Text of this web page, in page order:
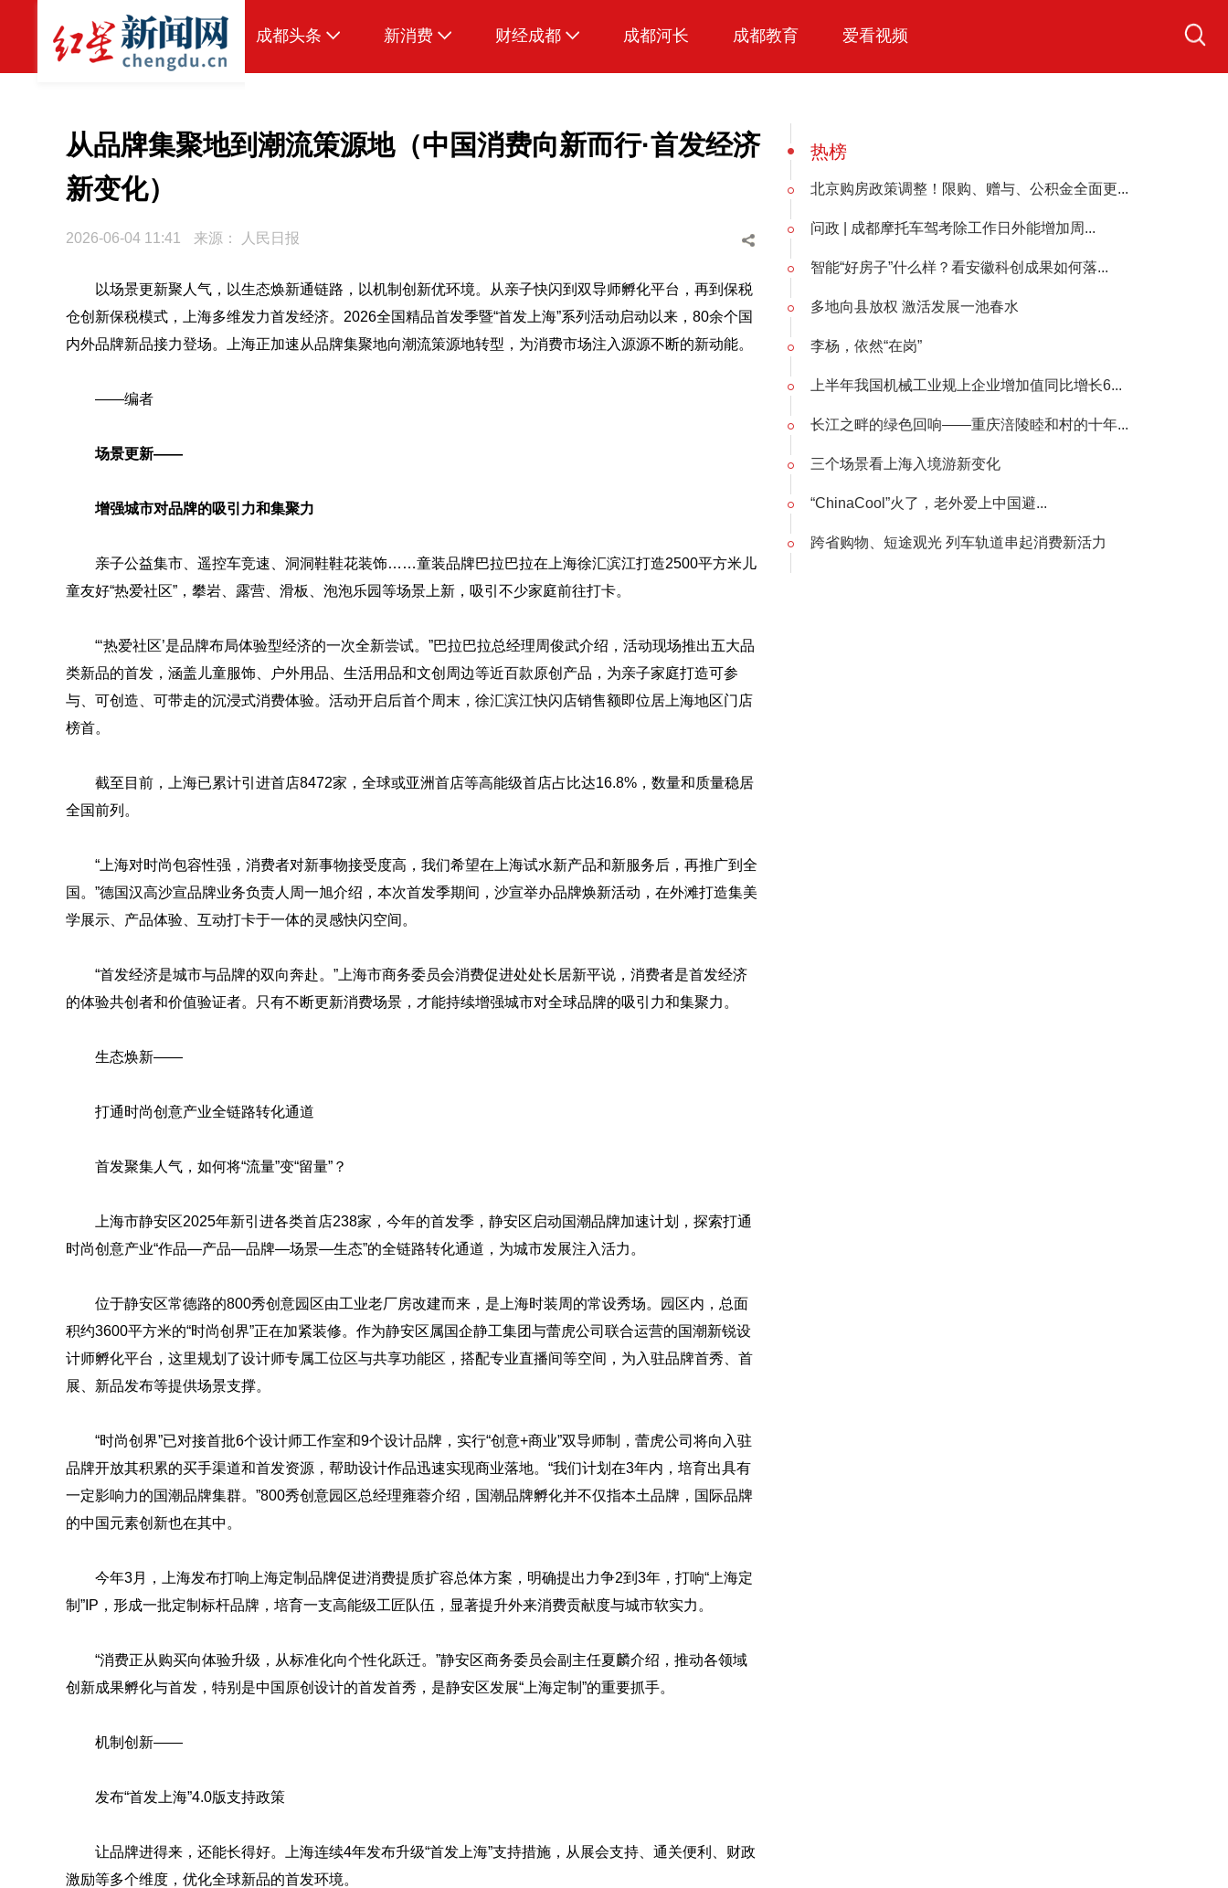
成都头条
本地
传真机
公示
新消费 财经成都 成都河长 成都教育 爱看视频
从品牌集聚地到潮流策源地（中国消费向新而行·首发经济
新变化）
2026-06-04 11:41 来源： 人民日报
以场景更新聚人气，以生态焕新通链路，以机制创新优环境。从亲子快闪到双导师孵化平台，再到保税
仓创新保税模式，上海多维发力首发经济。2026全国精品首发季暨“首发上海”系列活动启动以来，80余个国
内外品牌新品接力登场。上海正加速从品牌集聚地向潮流策源地转型，为消费市场注入源源不断的新动能。
——编者
场景更新——
增强城市对品牌的吸引力和集聚力
亲子公益集市、遥控车竞速、洞洞鞋鞋花装饰……童装品牌巴拉巴拉在上海徐汇滨江打造2500平方米儿
童友好“热爱社区”，攀岩、露营、滑板、泡泡乐园等场景上新，吸引不少家庭前往打卡。
“‘热爱社区’是品牌布局体验型经济的一次全新尝试。”巴拉巴拉总经理周俊武介绍，活动现场推出五大品
类新品的首发，涵盖儿童服饰、户外用品、生活用品和文创周边等近百款原创产品，为亲子家庭打造可参
与、可创造、可带走的沉浸式消费体验。活动开启后首个周末，徐汇滨江快闪店销售额即位居上海地区门店
榜首。
截至目前，上海已累计引进首店8472家，全球或亚洲首店等高能级首店占比达16.8%，数量和质量稳居
全国前列。
“上海对时尚包容性强，消费者对新事物接受度高，我们希望在上海试水新产品和新服务后，再推广到全
国。”德国汉高沙宣品牌业务负责人周一旭介绍，本次首发季期间，沙宣举办品牌焕新活动，在外滩打造集美
学展示、产品体验、互动打卡于一体的灵感快闪空间。
“首发经济是城市与品牌的双向奔赴。”上海市商务委员会消费促进处处长居新平说，消费者是首发经济
的体验共创者和价值验证者。只有不断更新消费场景，才能持续增强城市对全球品牌的吸引力和集聚力。
生态焕新——
打通时尚创意产业全链路转化通道
首发聚集人气，如何将“流量”变“留量”？
上海市静安区2025年新引进各类首店238家，今年的首发季，静安区启动国潮品牌加速计划，探索打通
时尚创意产业“作品—产品—品牌—场景—生态”的全链路转化通道，为城市发展注入活力。
位于静安区常德路的800秀创意园区由工业老厂房改建而来，是上海时装周的常设秀场。园区内，总面
积约3600平方米的“时尚创界”正在加紧装修。作为静安区属国企静工集团与蕾虎公司联合运营的国潮新锐设
计师孵化平台，这里规划了设计师专属工位区与共享功能区，搭配专业直播间等空间，为入驻品牌首秀、首
展、新品发布等提供场景支撑。
“时尚创界”已对接首批6个设计师工作室和9个设计品牌，实行“创意+商业”双导师制，蕾虎公司将向入驻
品牌开放其积累的买手渠道和首发资源，帮助设计作品迅速实现商业落地。“我们计划在3年内，培育出具有
一定影响力的国潮品牌集群。”800秀创意园区总经理雍蓉介绍，国潮品牌孵化并不仅指本土品牌，国际品牌
的中国元素创新也在其中。
今年3月，上海发布打响上海定制品牌促进消费提质扩容总体方案，明确提出力争2到3年，打响“上海定
制”IP，形成一批定制标杆品牌，培育一支高能级工匠队伍，显著提升外来消费贡献度与城市软实力。
“消费正从购买向体验升级，从标准化向个性化跃迁。”静安区商务委员会副主任夏麟介绍，推动各领域
创新成果孵化与首发，特别是中国原创设计的首发首秀，是静安区发展“上海定制”的重要抓手。
机制创新——
发布“首发上海”4.0版支持政策
让品牌进得来，还能长得好。上海连续4年发布升级“首发上海”支持措施，从展会支持、通关便利、财政
激励等多个维度，优化全球新品的首发环境。
热榜
北京购房政策调整！限购、赠与、公积金全面更...
问政 | 成都摩托车驾考除工作日外能增加周...
智能“好房子”什么样？看安徽科创成果如何落...
多地向县放权 激活发展一池春水
李杨，依然“在岗”
上半年我国机械工业规上企业增加值同比增长6...
长江之畔的绿色回响——重庆涪陵睦和村的十年...
三个场景看上海入境游新变化
“ChinaCool”火了，老外爱上中国避...
跨省购物、短途观光 列车轨道串起消费新活力